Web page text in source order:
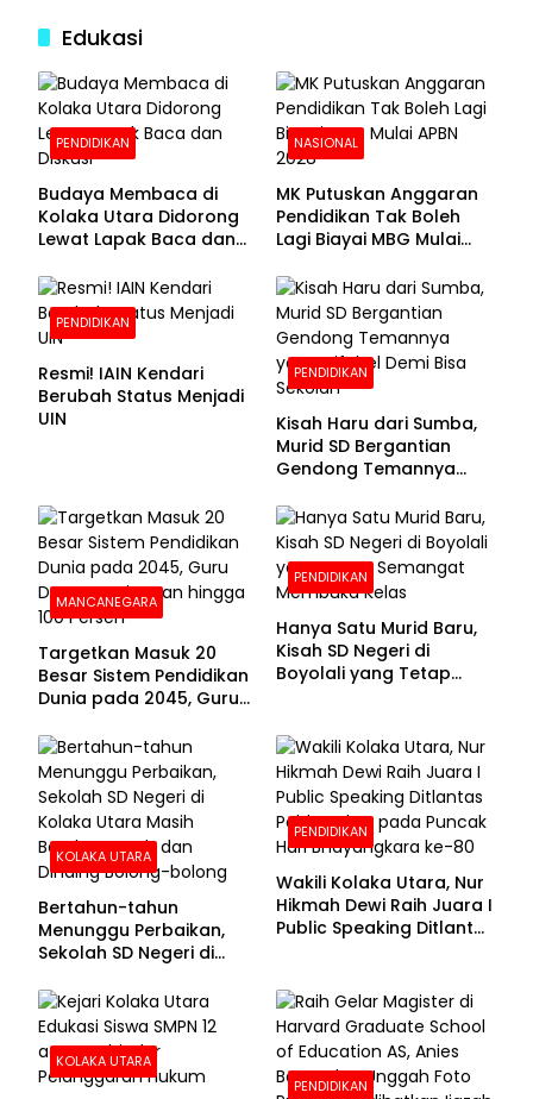
Edukasi
PENDIDIKAN
Budaya Membaca di
Kolaka Utara Didorong
Lewat Lapak Baca dan
NASIONAL
MK Putuskan Anggaran
Pendidikan Tak Boleh
Lagi Biayai MBG Mulai
PENDIDIKAN
Resmi! IAIN Kendari
Berubah Status Menjadi
UIN
PENDIDIKAN
Kisah Haru dari Sumba,
Murid SD Bergantian
Gendong Temannya
Sekolah
MANCANEGARA
Targetkan Masuk 20
Besar Sistem Pendidikan
Dunia pada 2045, Guru
100 Persen
PENDIDIKAN
Hanya Satu Murid Baru,
Kisah SD Negeri di
Boyolali yang Tetap
KOLAKA UTARA
Bertahun-tahun
Menunggu Perbaikan,
Sekolah SD Negeri di
Beralas Tanah dan
Dinding Bolong-bolong
PENDIDIKAN
Wakili Kolaka Utara, Nur
Hikmah Dewi Raih Juara I
Public Speaking Ditlantas
Bhayangkara ke-80
KOLAKA UTARA
PENDIDIKAN